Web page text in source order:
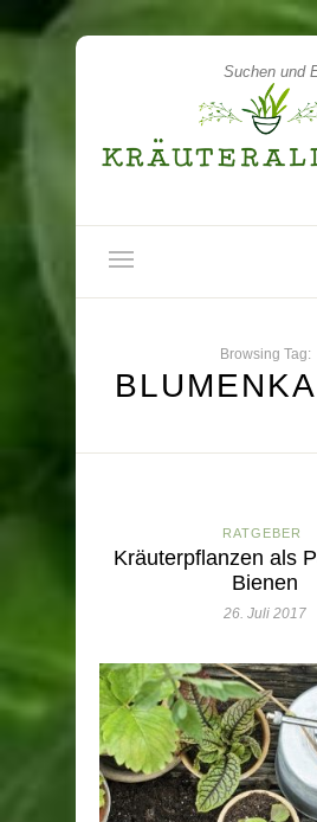
Browsing Tag:
RATGEBER
Kräuterpflanzen als
Bienen
26. Juli 2017